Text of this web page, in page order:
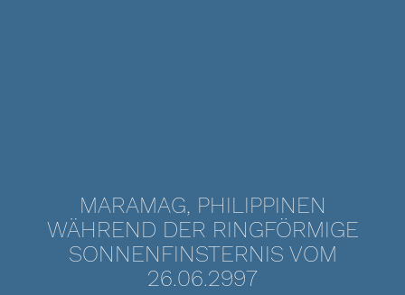
MARAMAG, PHILIPPINEN
WÄHREND DER RINGFÖRMIGE
SONNENFINSTERNIS VOM
26.06.2997